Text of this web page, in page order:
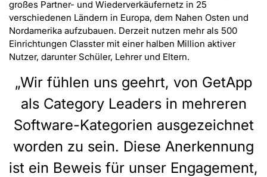
großes Partner- und Wiederverkäufernetz in 25
verschiedenen Ländern in Europa, dem Nahen Osten und
Nordamerika aufzubauen. Derzeit nutzen mehr als 500
Einrichtungen Classter mit einer halben Million aktiver
Nutzer, darunter Schüler, Lehrer und Eltern.
„Wir fühlen uns geehrt, von GetApp
als Category Leaders in mehreren
Software-Kategorien ausgezeichnet
worden zu sein. Diese Anerkennung
ist ein Beweis für unser Engagement,